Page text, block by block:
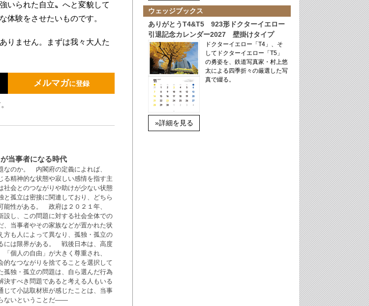
いられた自立〟へと変貌して
体験をさせたいものです。
りません。まずは我々大人た
メルマガに登録
当事者になる時代
なのか。 内閣府の定義によれば、
る精神的な状態や寂しい感情を指す主
社会とのつながりや助けが少ない状態
と孤立は密接に関連しており、どちら
能性がある。 政府は２０２１年、
設し、この問題に対する社会全体での
、当事者やその家族などが置かれた状
方も人によって異なり、孤独・孤立の
には限界がある。 戦後日本は、高度
個人の自由」が大きく尊重され、
的なつながりを捨てることを選択して
孤独・孤立の問題は、自ら選んだ行為
決すべき問題であると考える人もいる
て小誌取材班が感じたことは、当事
ないということだ――
ウェッジブックス
ありがとうT4&T5 923形ドクターイエロー
引退記念カレンダー2027 壁掛けタイプ
»詳細を見る
ドクターイエロー「T4」、そ
してドクターイエロー「T5」
の勇姿を、鉄道写真家・村上悠
太による四季折々の厳選した写
真で綴る。